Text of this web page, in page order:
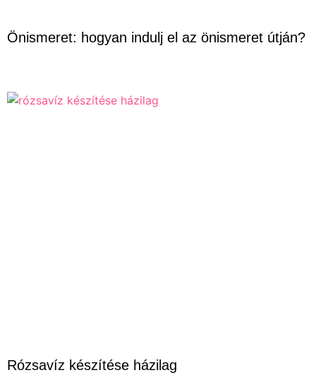
Önismeret: hogyan indulj el az önismeret útján?
Rózsavíz készítése házilag